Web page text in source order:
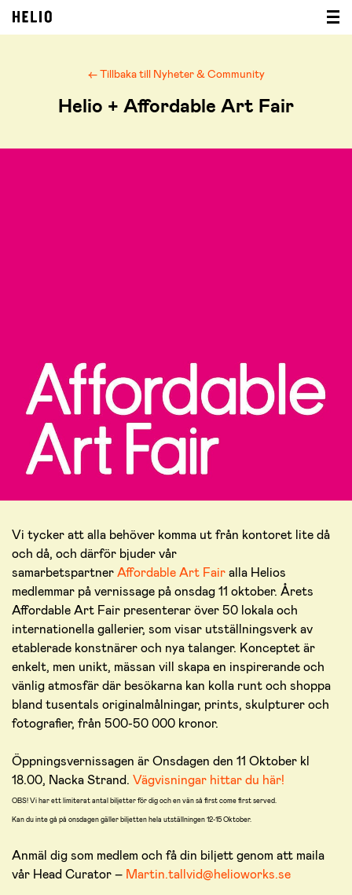
← Tillbaka till Nyheter & Community
Helio + Affordable Art Fair
Vi tycker att alla behöver komma ut från kontoret lite då
och då, och därför bjuder vår
samarbetspartnerAffordable Art Fairalla Helios
medlemmar på vernissage på onsdag 11 oktober. Årets
Affordable Art Fair presenterar över 50 lokala och
internationella gallerier, som visar utställningsverk av
etablerade konstnärer och nya talanger. Konceptet är
enkelt, men unikt, mässan vill skapa en inspirerande och
vänlig atmosfär där besökarna kan kolla runt och shoppa
bland tusentals originalmålningar, prints, skulpturer och
fotografier, från 500-50 000 kronor.
Öppningsvernissagen är Onsdagen den 11 Oktober kl
18.00, Nacka Strand. Vägvisningar hittar du här!
OBS! Vi har ett limiterat antal biljetter för dig och en vän så first come first served.
Kan du inte gå på onsdagen gäller biljetten hela utställningen 12-15 Oktober.
Anmäl dig som medlem och få din biljett genom att maila
vår Head Curator – Martin.tallvid@helioworks.se